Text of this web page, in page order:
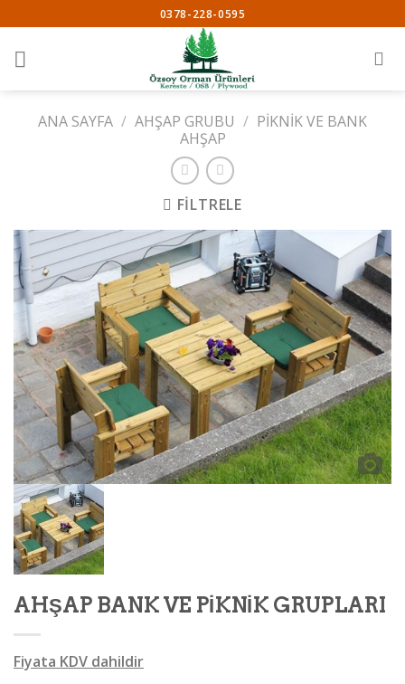
to
content
0378-228-0595
ANA SAYFA / AHŞAP GRUBU / PİKNİK VE BANK
AHŞAP
FILTRELE
AHŞAP BANK VE PİKNİK GRUPLARI
Fiyata KDV dahildir